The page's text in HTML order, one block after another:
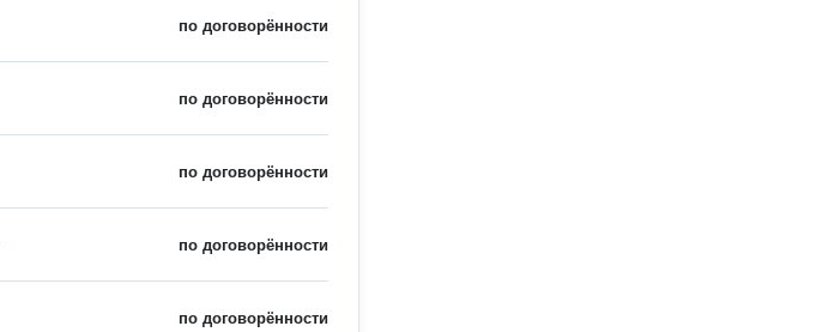
по договорённости
по договорённости
по договорённости
по договорённости
по договорённости